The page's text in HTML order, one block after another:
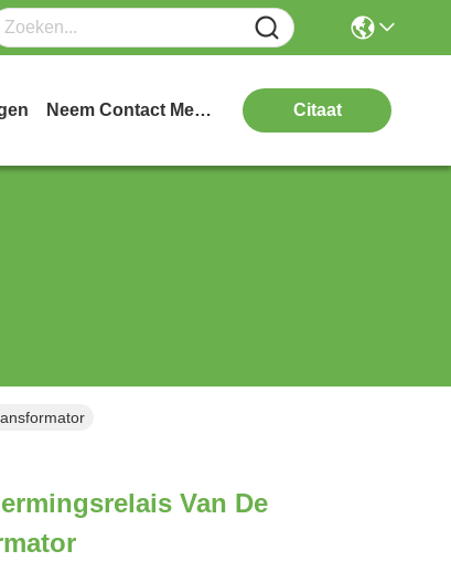
Neem Contact Met Ons Op Citaat
Van De